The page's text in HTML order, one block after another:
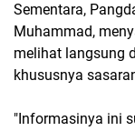
Sementara,
Muhammad,
melihat langsung
khususnya
"Informasinya ini